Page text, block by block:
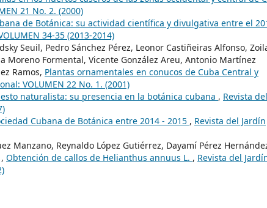
21 No. 2. (2000)
de Botánica: su actividad científica y divulgativa entre el
34-35 (2013-2014)
Seuil, Pedro Sánchez Pérez, Leonor Castiñeiras Alfonso,
Moreno Formental, Vicente González Areu, Antonio Martínez
Ramos, Plantas ornamentales en conucos de Cuba Central y
VOLUMEN 22 No. 1. (2001)
naturalista: su presencia en la botánica cubana , Revista del
Cubana de Botánica entre 2014 - 2015 , Revista del Jardín
Manzano, Reynaldo López Gutiérrez, Dayamí Pérez
Obtención de callos de Helianthus annuus L. , Revista del